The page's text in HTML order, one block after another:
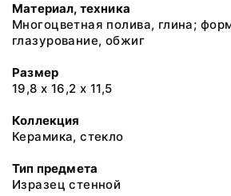
Материал, техника
Многоцветная полива, глина;
глазурование, обжиг
Размер
19,8 х 16,2 х 11,5
Коллекция
Керамика, стекло
Тип предмета
Изразец стенной